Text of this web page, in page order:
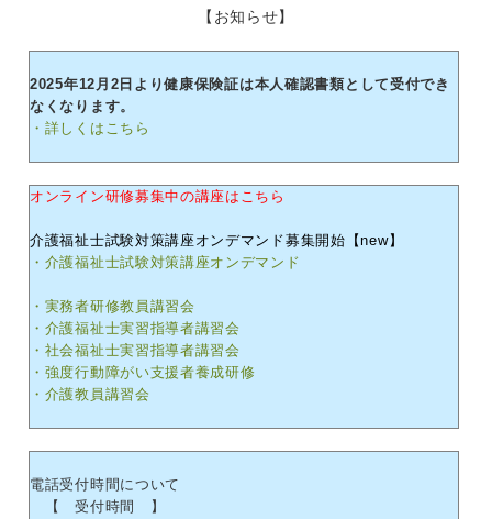
【お知らせ】
2025年12月2日より健康保険証は本人確認書類として受付でき
なくなります。
・詳しくはこちら
オンライン研修募集中の講座はこちら
介護福祉士試験対策講座オンデマンド募集開始【new】
・介護福祉士試験対策講座オンデマンド
・実務者研修教員講習会
・介護福祉士実習指導者講習会
・社会福祉士実習指導者講習会
・強度行動障がい支援者養成研修
・介護教員講習会
電話受付時間について
【 受付時間 】